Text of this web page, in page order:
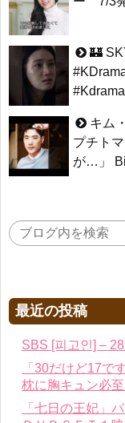
🏰
キム
プチト
が…」
最近の投稿
SBS [피고인] –
「30だけど17で
枕に胸キュン必
「七日の王妃